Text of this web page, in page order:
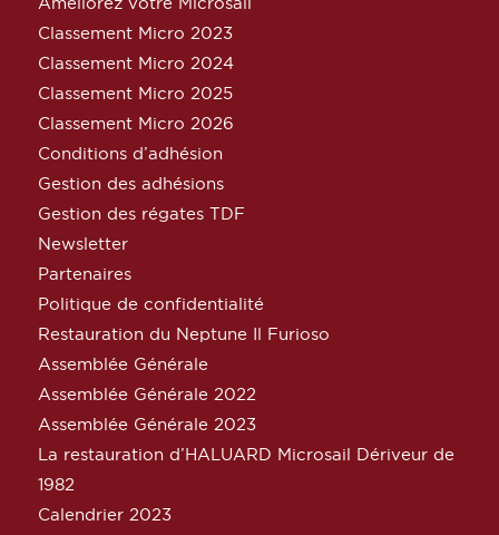
Classement Micro 2023
Classement Micro 2024
Classement Micro 2025
Classement Micro 2026
Conditions d’adhésion
Gestion des adhésions
Gestion des régates TDF
Newsletter
Partenaires
Politique de confidentialité
Restauration du Neptune Il Furioso
Assemblée Générale
Assemblée Générale 2022
Assemblée Générale 2023
La restauration d’HALUARD Microsail Dériveur de
1982
Calendrier 2023